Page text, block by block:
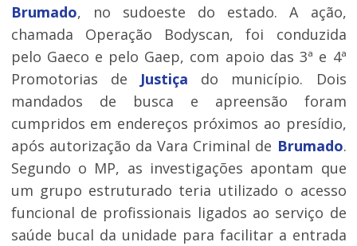
Brumado, no sudoeste do estado. A ação,
chamada Operação Bodyscan, foi conduzida
pelo Gaeco e pelo Gaep, com apoio das 3ª e 4ª
Promotorias de Justiça do município. Dois
mandados de busca e apreensão foram
cumpridos em endereços próximos ao presídio,
após autorização da Vara Criminal de Brumado.
Segundo o MP, as investigações apontam que
um grupo estruturado teria utilizado o acesso
funcional de profissionais ligados ao serviço de
saúde bucal da unidade para facilitar a entrada